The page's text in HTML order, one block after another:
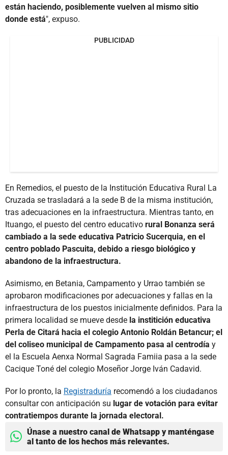
están haciendo, posiblemente vuelven al mismo sitio
donde está", expuso.
PUBLICIDAD
En Remedios, el puesto de la Institución Educativa Rural La
Cruzada se trasladará a la sede B de la misma institución,
tras adecuaciones en la infraestructura. Mientras tanto, en
Ituango, el puesto del centro educativo rural Bonanza será
cambiado a la sede educativa Patricio Sucerquia, en el
centro poblado Pascuita, debido a riesgo biológico y
abandono de la infraestructura.
Asimismo, en Betania, Campamento y Urrao también se
aprobaron modificaciones por adecuaciones y fallas en la
infraestructura de los puestos inicialmente definidos. Para la
primera localidad se mueve desde la institición educativa
Perla de Citará hacia el colegio Antonio Roldán Betancur; el
del coliseo municipal de Campamento pasa al centrodía y
el la Escuela Aenxa Normal Sagrada Famiia pasa a la sede
Cacique Toné del colegio Moseñor Jorge Iván Cadavid.
Por lo pronto, la Registraduría recomendó a los ciudadanos
consultar con anticipación su lugar de votación para evitar
contratiempos durante la jornada electoral.
Únase a nuestro canal de Whatsapp y manténgase
al tanto de los hechos más relevantes.